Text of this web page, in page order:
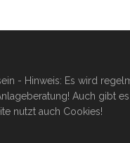
- Hinweis: Es wird
Auch gibt
nutzt auch Cookies!